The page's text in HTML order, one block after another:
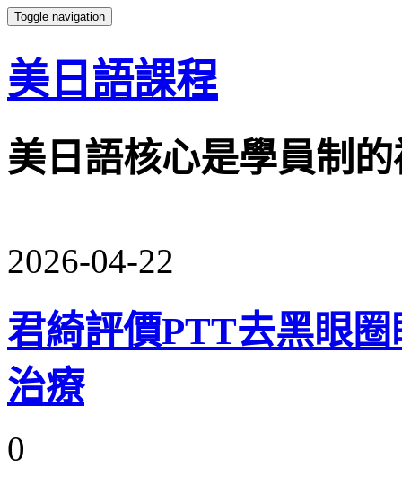
Toggle navigation
美日語課程
美日語核心是學員制
2026-04-22
君綺評價PTT去黑眼
治療
0